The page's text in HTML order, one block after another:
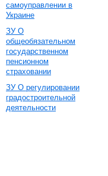
самоуправлении в
Украине
ЗУ О
общеобязательном
государственном
пенсионном
страховании
ЗУ О регулировании
градостроительной
деятельности